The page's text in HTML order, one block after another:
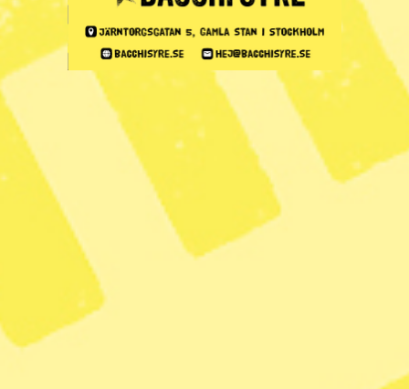
Zoom
Kritiken: Sverige borde
tydligare fördöma
USA:s agerande i
Venezuela
Publicerad 2026-01-04